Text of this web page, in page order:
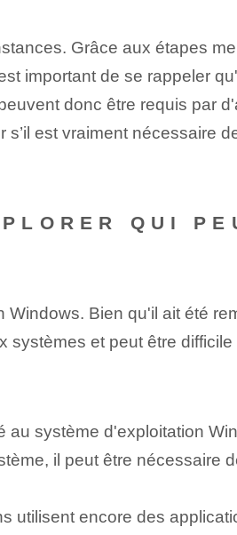
Grâce aux étapes
important de se rappeler
donc être requis par
est vraiment nécessaire
QUI
Bien qu'il ait été
systèmes et peut être difficile
au système d'exploitation
il peut être nécessaire
⁣utilisent encore des